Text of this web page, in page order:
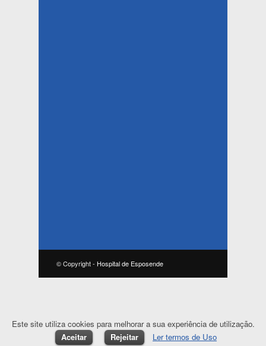
© Copyright - Hospital de Esposende
Este site utiliza cookies para melhorar a sua experiência de utilização.
Aceitar
Rejeitar Ler termos de Uso